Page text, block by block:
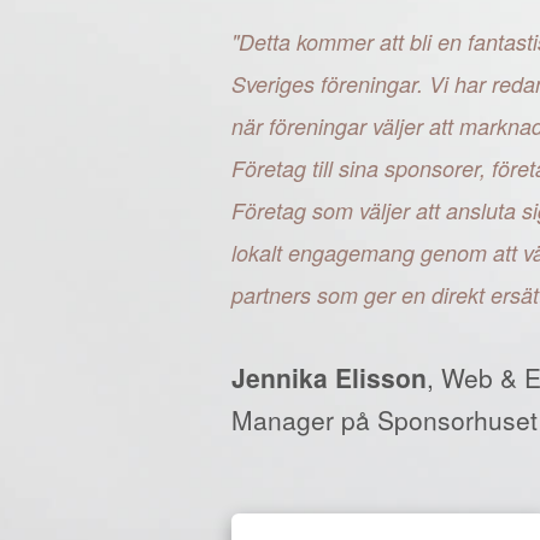
"Detta kommer att bli en
Sveriges föreningar. Vi har
när föreningar väljer att
Företag till sina sponsorer,
Företag som väljer att ansluta
lokalt engagemang genom att
partners som ger en direkt
Jennika Elisson, Web &
Manager på